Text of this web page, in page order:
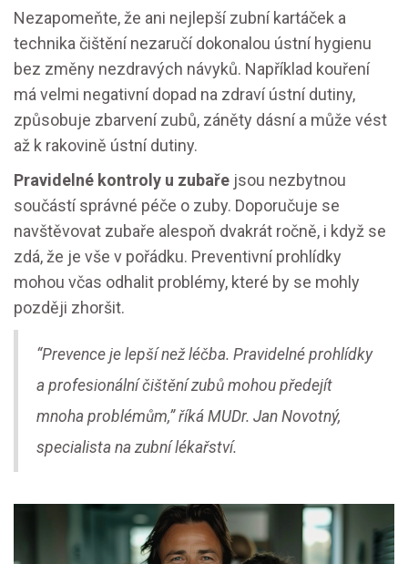
Nezapomeňte, že ani nejlepší zubní kartáček a
technika čištění nezaručí dokonalou ústní hygienu
bez změny nezdravých návyků. Například kouření
má velmi negativní dopad na zdraví ústní dutiny,
způsobuje zbarvení zubů, záněty dásní a může vést
až k rakovině ústní dutiny.
Pravidelné kontroly u zubaře jsou nezbytnou
součástí správné péče o zuby. Doporučuje se
navštěvovat zubaře alespoň dvakrát ročně, i když se
zdá, že je vše v pořádku. Preventivní prohlídky
mohou včas odhalit problémy, které by se mohly
později zhoršit.
“Prevence je lepší než léčba. Pravidelné prohlídky
a profesionální čištění zubů mohou předejít
mnoha problémům,” říká MUDr. Jan Novotný,
specialista na zubní lékařství.